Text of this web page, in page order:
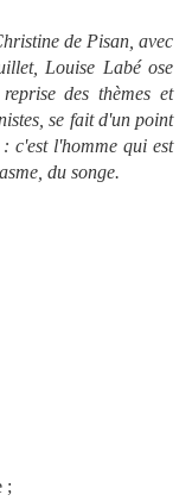
de Pisan, avec
Louise Labé ose
reprise des thèmes et
se fait d'un point
c'est l'homme qui est
du songe.
;